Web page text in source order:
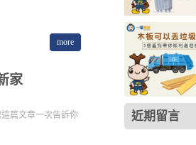
more
家
篇文章一次告訴你 近期留言